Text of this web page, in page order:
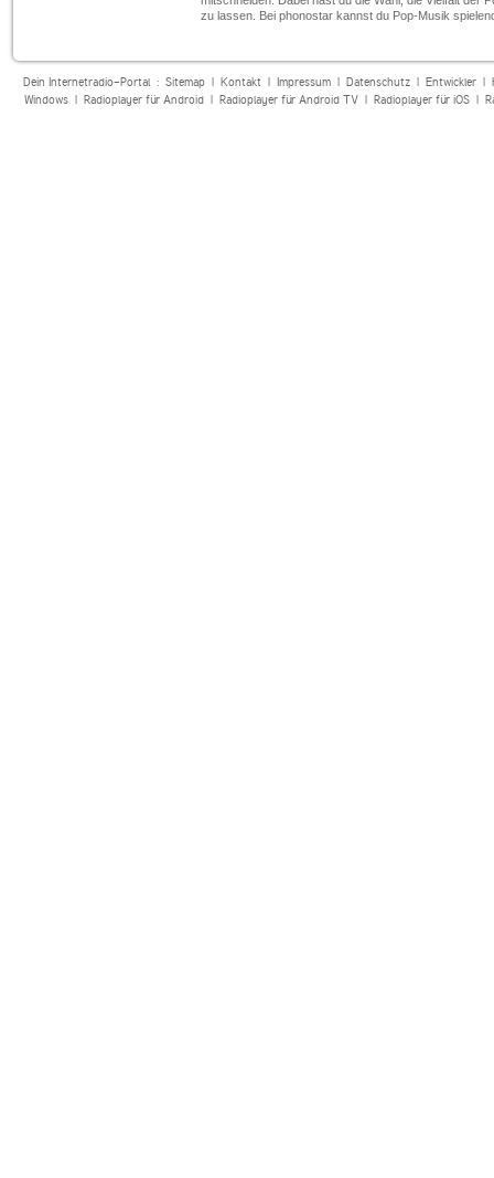
zu lassen. Bei phonostar kannst du Pop-Musik
Dein Internetradio-Portal : Sitemap| Kontakt| Impressum| Datenschutz| Entwickler|
Windows| Radioplayer für Android| Radioplayer für Android TV| Radioplayer für iOS|